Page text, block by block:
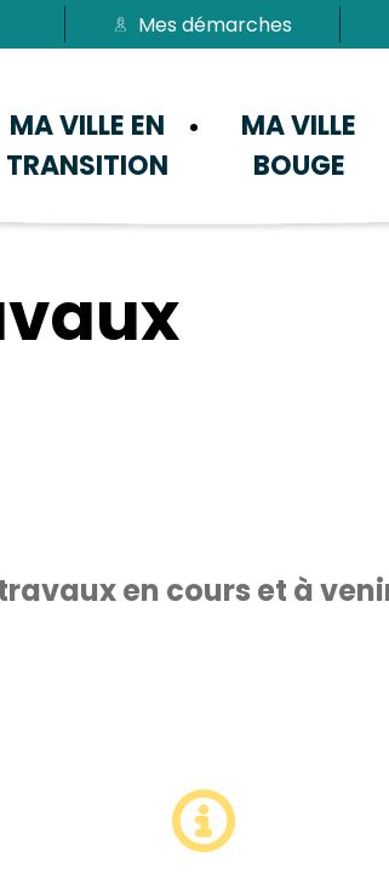
Passer au contenu
Mes démarches
MA VILLE EN
TRANSITION
MA VILLE
BOUGE
en cours et à